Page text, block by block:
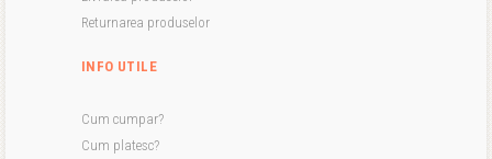
Returnarea produselor
INFO UTILE
Cum cumpar?
Cum platesc?